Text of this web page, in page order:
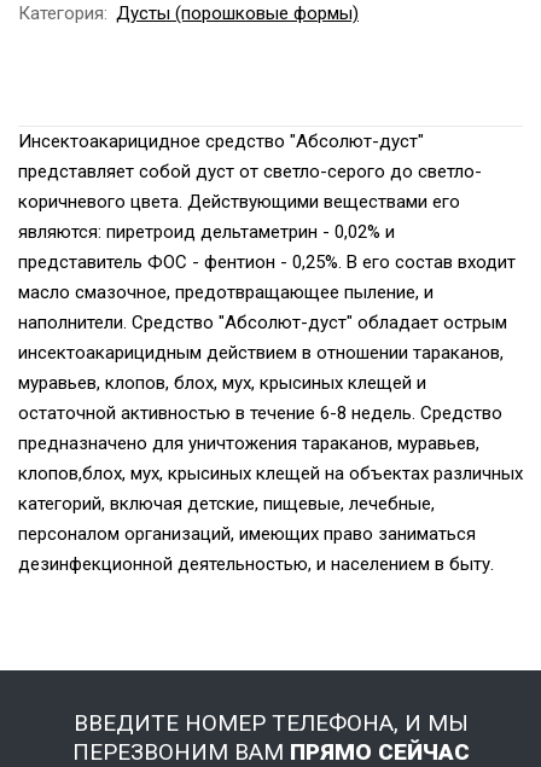
Категория: Дусты (порошковые формы)
Инсектоакарицидное средство "Абсолют-дуст"
представляет собой дуст от светло-серого до светло-
коричневого цвета. Действующими веществами его
являются: пиретроид дельтаметрин - 0,02% и
представитель ФОС - фентион - 0,25%. В его состав входит
масло смазочное, предотвращающее пыление, и
наполнители. Средство "Абсолют-дуст" обладает острым
инсектоакарицидным действием в отношении тараканов,
муравьев, клопов, блох, мух, крысиных клещей и
остаточной активностью в течение 6-8 недель. Средство
предназначено для уничтожения тараканов, муравьев,
клопов,блох, мух, крысиных клещей на объектах различных
категорий, включая детские, пищевые, лечебные,
персоналом организаций, имеющих право заниматься
дезинфекционной деятельностью, и населением в быту.
ВВЕДИТЕ НОМЕР ТЕЛЕФОНА, И МЫ
ПЕРЕЗВОНИМ ВАМ ПРЯМО СЕЙЧАС